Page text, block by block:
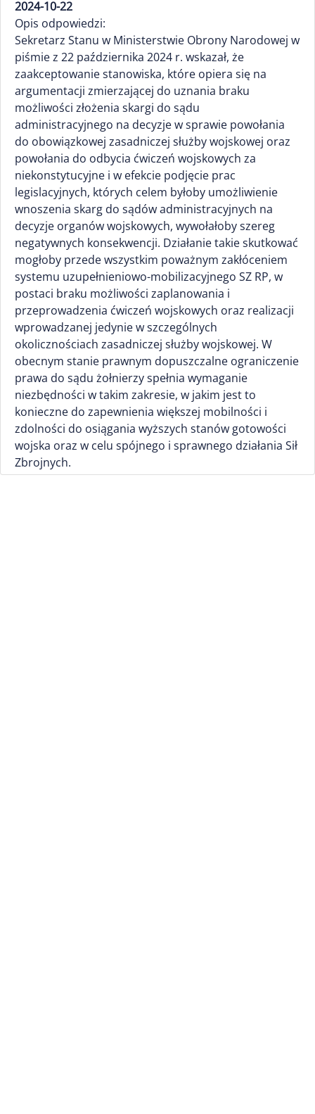
2024-10-22
Opis odpowiedzi:
Sekretarz Stanu w Ministerstwie Obrony Narodowej w
piśmie z 22 października 2024 r. wskazał, że
zaakceptowanie stanowiska, które opiera się na
argumentacji zmierzającej do uznania braku
możliwości złożenia skargi do sądu
administracyjnego na decyzje w sprawie powołania
do obowiązkowej zasadniczej służby wojskowej oraz
powołania do odbycia ćwiczeń wojskowych za
niekonstytucyjne i w efekcie podjęcie prac
legislacyjnych, których celem byłoby umożliwienie
wnoszenia skarg do sądów administracyjnych na
decyzje organów wojskowych, wywołałoby szereg
negatywnych konsekwencji. Działanie takie skutkować
mogłoby przede wszystkim poważnym zakłóceniem
systemu uzupełnieniowo-mobilizacyjnego SZ RP, w
postaci braku możliwości zaplanowania i
przeprowadzenia ćwiczeń wojskowych oraz realizacji
wprowadzanej jedynie w szczególnych
okolicznościach zasadniczej służby wojskowej. W
obecnym stanie prawnym dopuszczalne ograniczenie
prawa do sądu żołnierzy spełnia wymaganie
niezbędności w takim zakresie, w jakim jest to
konieczne do zapewnienia większej mobilności i
zdolności do osiągania wyższych stanów gotowości
wojska oraz w celu spójnego i sprawnego działania Sił
Zbrojnych.